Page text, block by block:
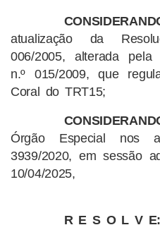
atualização da
006/2005, alterada pela
n.º 015/2009, que
Coral do TRT15;
Órgão Especial nos
3939/2020, em sessão
10/04/2025,
R E S O L V E: